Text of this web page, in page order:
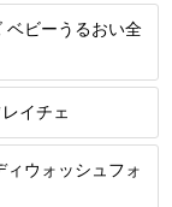
ベビーうるおい全
イチェ
ィウォッシュフォ